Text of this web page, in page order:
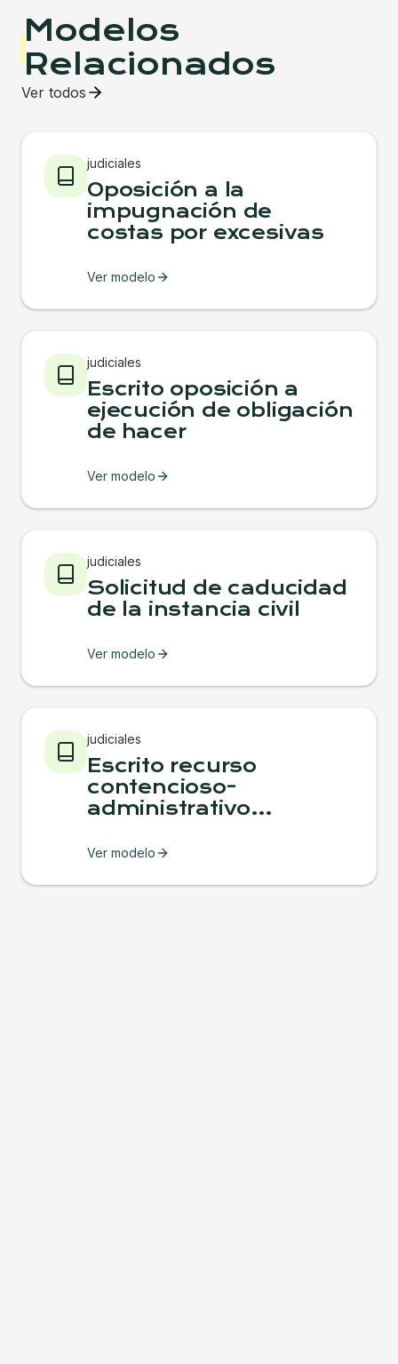
Modelos
Relacionados
Ver todos
judiciales
Oposición a la
impugnación de
costas por excesivas
Ver modelo
judiciales
Escrito oposición a
ejecución de obligación
de hacer
Ver modelo
judiciales
Solicitud de caducidad
de la instancia civil
Ver modelo
judiciales
Escrito recurso
contencioso-
administrativo
Ver modelo